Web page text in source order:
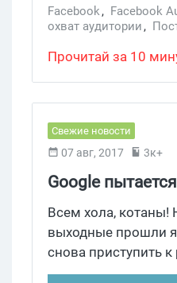
Facebook, Facebook
охват аудитории,
Прочитай за 10
Свежие новости
07 авг, 2017 3к+
Google
Snapchat
Всем хола, котаны!
выходные прошли
снова приступить
к понедельнику мы